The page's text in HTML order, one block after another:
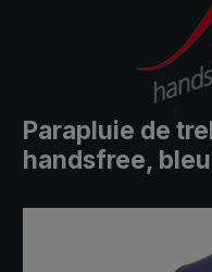
Parapluie de
handsfree,